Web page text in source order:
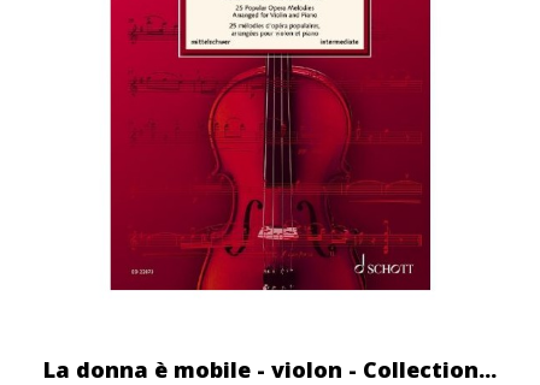
La donna è mobile - violon - Collection...